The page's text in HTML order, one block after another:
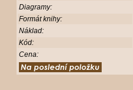
Diagramy:
Formát knihy:
Náklad:
Kód:
Cena: